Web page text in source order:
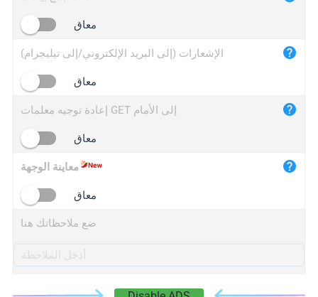
iplogger.cn
معاق
الإشعارات (إلى البريد الإلكتروني/إلى تيليجرام)
معاق
إعادة توجيه معلمات GET إلى الأمام
معاق
معاينة الوجهة
معاق
ضع ملاحظاتك هنا